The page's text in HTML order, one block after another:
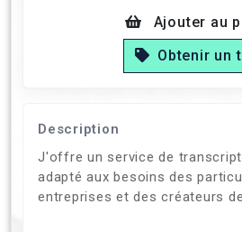
Ajouter au
Obtenir un
Description
J'offre un service de
adapté aux besoins des
entreprises et des créateurs